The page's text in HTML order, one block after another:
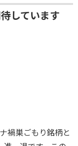
しています
禍巣ごもり銘柄と